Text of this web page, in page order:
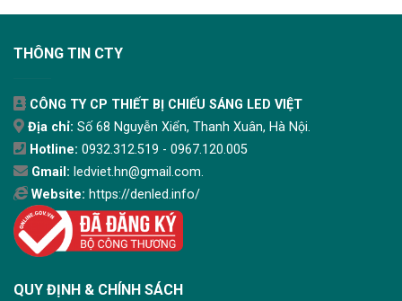
THÔNG TIN CTY
CÔNG TY CP THIẾT BỊ CHIẾU SÁNG LED VIỆT
Địa chỉ: Số 68 Nguyễn Xiển, Thanh Xuân, Hà Nội.
Hotline: 0932.312.519 - 0967.120.005
Gmail: ledviet.hn@gmail.com.
Website: https://denled.info/
QUY ĐỊNH & CHÍNH SÁCH